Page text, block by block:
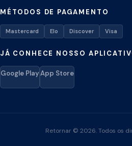
MÉTODOS DE PAGAMENTO
Mastercard Elo Discover Visa
JÁ CONHECE NOSSO
Google PlayApp Store
Retornar © 2026. Todos os